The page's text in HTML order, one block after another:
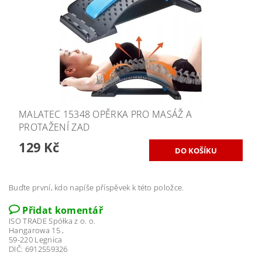
MALATEC 15348 OPĚRKA PRO MASÁŽ A
PROTAŽENÍ ZAD
129 Kč
Buďte první, kdo napíše příspěvek k této položce.
Přidat komentář
ISO TRADE Spółka z o. o.
Hangarowa 15 ,
59-220 Legnica
DIČ: 6912559326